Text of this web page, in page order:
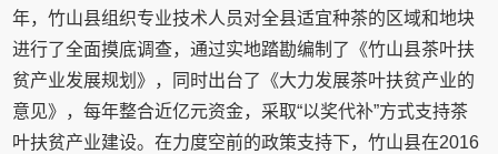
年，竹山县组织专业技术人员对全县适宜种茶的区域和地块
进行了全面摸底调查，通过实地踏勘编制了《竹山县茶叶扶
贫产业发展规划》，同时出台了《大力发展茶叶扶贫产业的
意见》，每年整合近亿元资金，采取“以奖代补”方式支持茶
叶扶贫产业建设。在力度空前的政策支持下，竹山县在2016